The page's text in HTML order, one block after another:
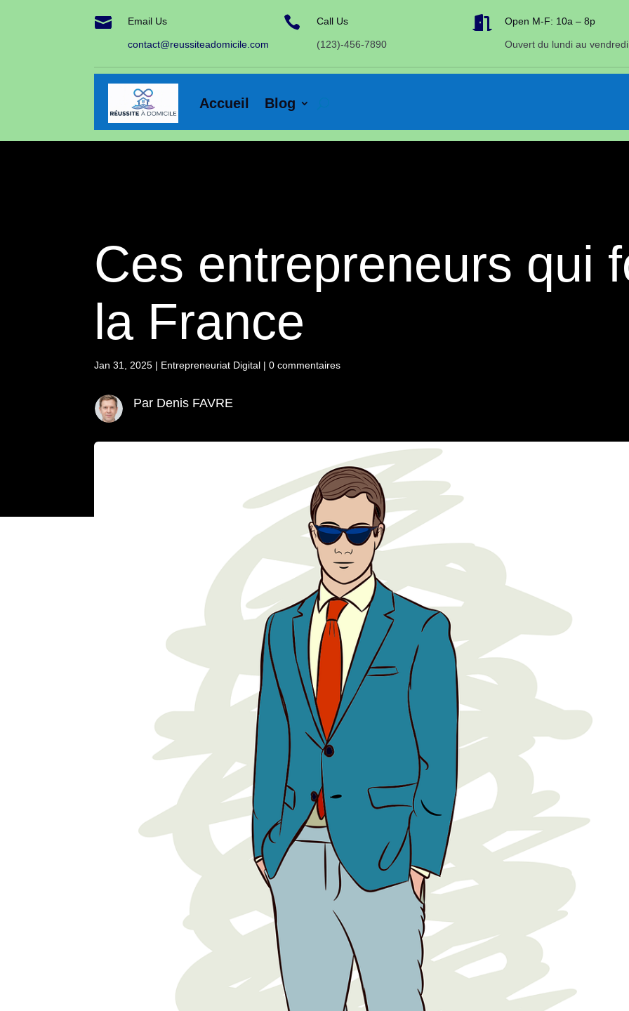
 Email Us
contact@reussiteadomicile.com
 Call Us
(123)-456-7890
 Open M-F: 10a – 8p
Ouvert du lundi au vendredi
Accueil Blog
Ces entrepreneurs qui
la France
Jan 31, 2025 | Entrepreneuriat Digital |0 commentaires
Par Denis FAVRE